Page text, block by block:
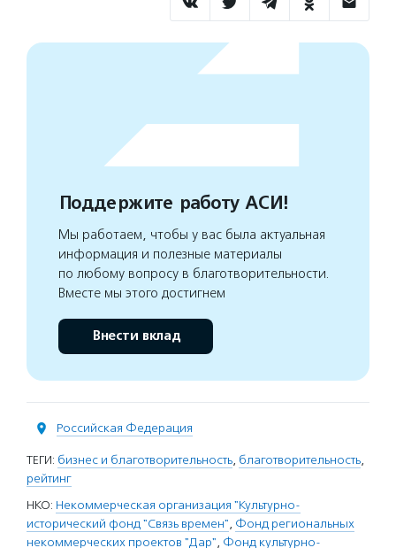
Поддержите работу АСИ!
Мы работаем, чтобы у вас была актуальная
информация и полезные материалы
по любому вопросу в благотворительности.
Вместе мы этого достигнем
Внести вклад
Российская Федерация
ТЕГИ: бизнес и благотворительность, благотворительность,
рейтинг
НКО: Некоммерческая организация "Культурно-
исторический фонд "Связь времен", Фонд региональных
некоммерческих проектов "Дар", Фонд культурно-